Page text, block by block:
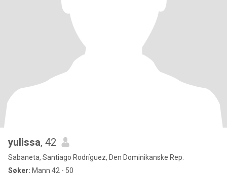
yulissa, 42
Sabaneta, Santiago Rodríguez, Den Dominikanske Rep.
Søker: Mann 42 - 50